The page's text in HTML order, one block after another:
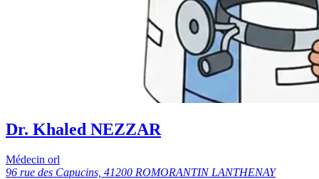
Dr. Khaled NEZZAR
Médecin orl
96 rue des Capucins, 41200 ROMORANTIN LANTHENAY